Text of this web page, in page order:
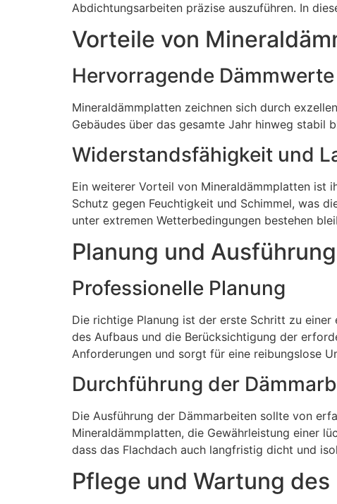
Abdichtungsarbeiten präzise auszuführen. In
Vorteile von
Hervorragende Dämmwerte
Mineraldämmplatten zeichnen sich durch
Gebäudes über das gesamte Jahr hinweg stabil
Widerstandsfähigkeit und
Ein weiterer Vorteil von Mineraldämmplatten ist
Schutz gegen Feuchtigkeit und Schimmel, was
unter extremen Wetterbedingungen bestehen
Planung und
Professionelle Planung
Die richtige Planung ist der erste Schritt zu
des Aufbaus und die Berücksichtigung der
Anforderungen und sorgt für eine reibungslose
Durchführung der
Die Ausführung der Dämmarbeiten sollte von
Mineraldämmplatten, die Gewährleistung einer
dass das Flachdach auch langfristig dicht und
Pflege und Wartung